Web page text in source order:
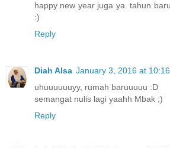
happy new year juga ya. tahun
:)
Reply
Diah Alsa January 3, 2016 at
uhuuuuuuyy, rumah baruuuuu :D
semangat nulis lagi yaahh Mbak ;)
Reply